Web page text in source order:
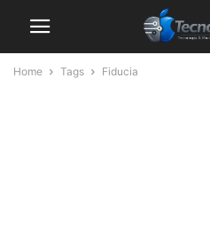
Home Tags Fiducia